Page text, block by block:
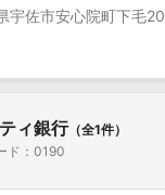
宇佐市安心院町下毛
ィ銀行（全1件）
ド：0190